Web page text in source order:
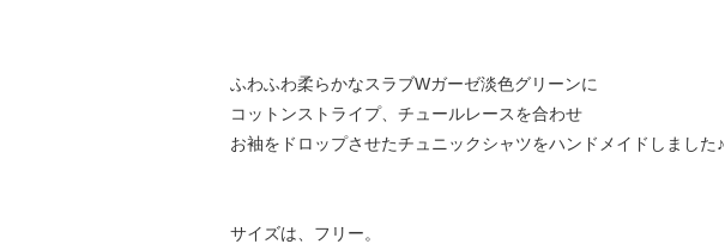
ふわふわ柔らかなスラブWガーゼ淡色グリーンに
コットンストライプ、チュールレースを合わせ
お袖をドロップさせたチュニックシャツをハンドメイドしました♪
サイズは、フリー。